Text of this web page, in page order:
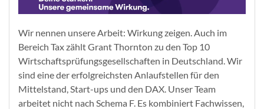
Wir nennen unsere Arbeit: Wirkung zeigen. Auch im
Bereich Tax zählt Grant Thornton zu den Top 10
Wirtschaftsprüfungsgesellschaften in Deutschland. Wir
sind eine der erfolgreichsten Anlaufstellen für den
Mittelstand, Start-ups und den DAX. Unser Team
arbeitet nicht nach Schema F. Es kombiniert Fachwissen,